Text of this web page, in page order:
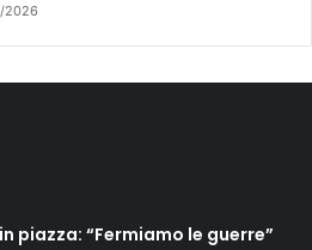
2026
piazza: “Fermiamo le guerre”